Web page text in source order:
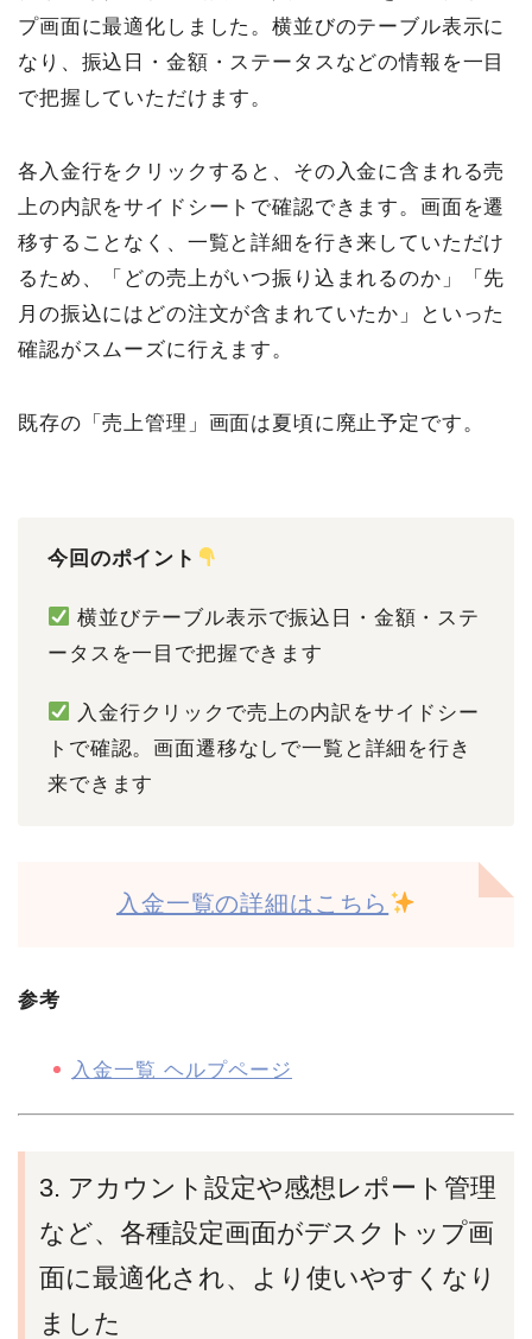
プ画面に最適化しました。横並びのテーブル表示に
なり、振込日・金額・ステータスなどの情報を一目
で把握していただけます。
各入金行をクリックすると、その入金に含まれる売
上の内訳をサイドシートで確認できます。画面を遷
移することなく、一覧と詳細を行き来していただけ
るため、「どの売上がいつ振り込まれるのか」「先
月の振込にはどの注文が含まれていたか」といった
確認がスムーズに行えます。
既存の「売上管理」画面は夏頃に廃止予定です。
今回のポイント
横並びテーブル表示で振込日・金額・ステ
ータスを一目で把握できます
入金行クリックで売上の内訳をサイドシー
トで確認。画面遷移なしで一覧と詳細を行き
来できます
入金一覧の詳細はこちら
参考
入金一覧 ヘルプページ
3. アカウント設定や感想レポート管理
など、各種設定画面がデスクトップ画
面に最適化され、より使いやすくなり
ました